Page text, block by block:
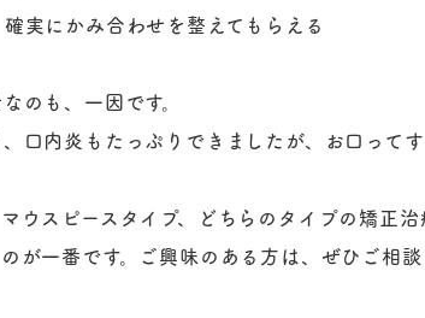
実にかみ合わせを整えてもらえる
のも、一因です。
口内炎もたっぷりできましたが、お口って
ウスピースタイプ、どちらのタイプの矯正
が一番です。ご興味のある方は、ぜひご相談